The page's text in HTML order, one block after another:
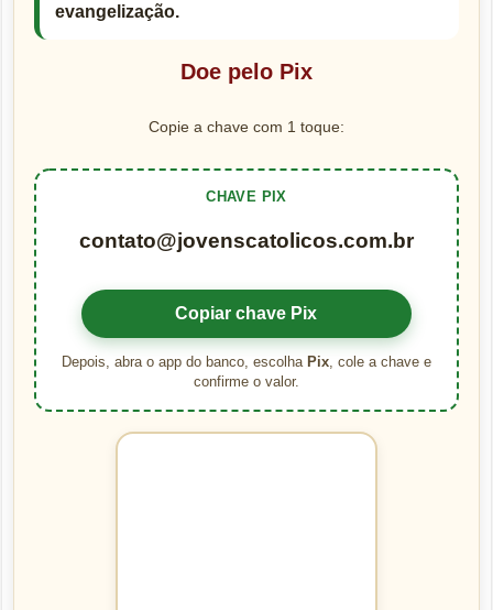
evangelização.
Doe pelo Pix
Copie a chave com 1 toque:
CHAVE PIX
contato@jovenscatolicos.com.br
Copiar chave Pix
Depois, abra o app do banco, escolha Pix, cole a chave e
confirme o valor.